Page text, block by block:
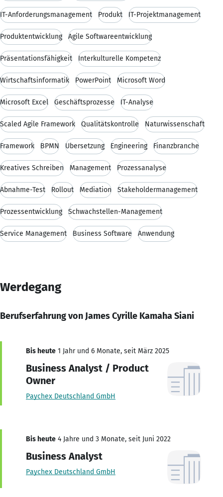
IT-Anforderungsmanagement Produkt IT-Projektmanagement
Produktentwicklung Agile Softwareentwicklung
Präsentationsfähigkeit Interkulturelle Kompetenz
Wirtschaftsinformatik PowerPoint Microsoft Word
Microsoft Excel Geschäftsprozesse IT-Analyse
Scaled Agile Framework Qualitätskontrolle Naturwissenschaft
Framework BPMN Übersetzung Engineering Finanzbranche
Kreatives Schreiben Management Prozessanalyse
Abnahme-Test Rollout Mediation Stakeholdermanagement
Prozessentwicklung Schwachstellen-Management
Service Management Business Software Anwendung
Werdegang
Berufserfahrung von James Cyrille Kamaha Siani
Bis heute 1 Jahr und 6 Monate, seit März 2025
Business Analyst / Product
Owner
Paychex Deutschland GmbH
Bis heute 4 Jahre und 3 Monate, seit Juni 2022
Business Analyst
Paychex Deutschland GmbH